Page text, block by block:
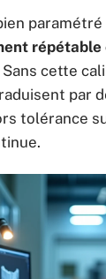
répétable
Sans cette
par
tolérance